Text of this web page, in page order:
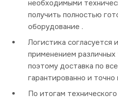
необходимыми
получить полностью
оборудование .
Логистика согласуется
применением
поэтому доставка по
гарантированно и точно
По итогам